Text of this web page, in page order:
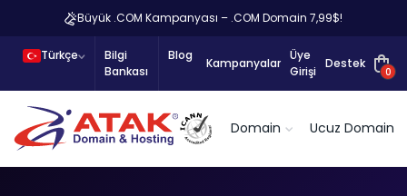
Büyük .COM Kampanyası – .COM Domain 7,99$!
Türkçe
Bilgi
Bankası
Blog
Kampanyalar
Üye
Girişi
Destek
0
Domain Ucuz Domain